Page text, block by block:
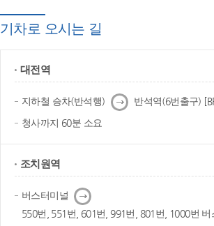
기차로 오시는 길
대전역
지하철 승차(반석행) 다
음
반석역(6번출구)
청사까지 60분 소요
조치원역
버스터미널 다
음
550번, 551번, 601번, 991번, 801번, 1000번 버